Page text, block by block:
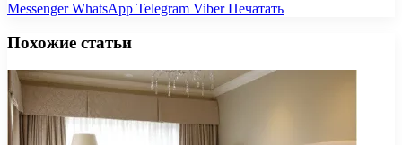
Messenger WhatsApp Telegram Viber Печатать
Похожие статьи